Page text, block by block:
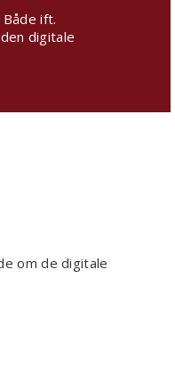
ift.
digitale
om de digitale